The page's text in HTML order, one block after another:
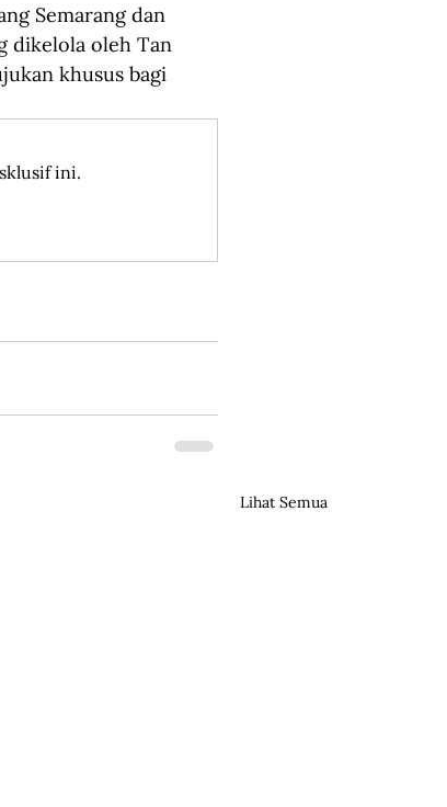
Semarang dan
dikelola oleh Tan
khusus bagi
ini.
Lihat Semua